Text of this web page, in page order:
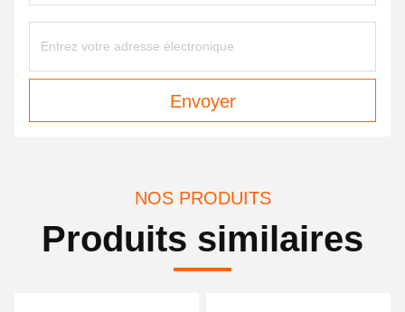
Envoyer
NOS PRODUITS
Produits similaires